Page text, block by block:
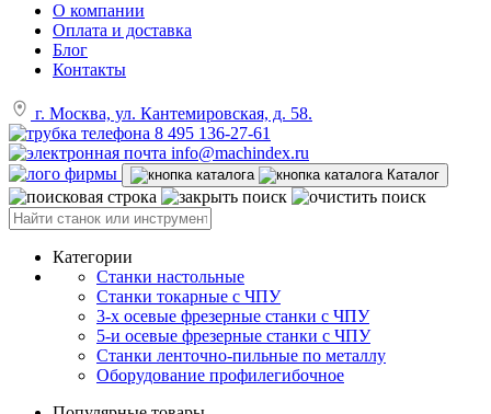
О компании
Оплата и доставка
Блог
Контакты
г. Москва, ул. Кантемировская, д. 58.
8 495 136-27-61
info@machindex.ru
Каталог
Категории
Станки настольные
Станки токарные с ЧПУ
3-х осевые фрезерные станки с ЧПУ
5-и осевые фрезерные станки с ЧПУ
Станки ленточно-пильные по металлу
Оборудование профилегибочное